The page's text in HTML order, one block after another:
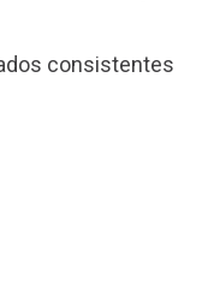
consistentes